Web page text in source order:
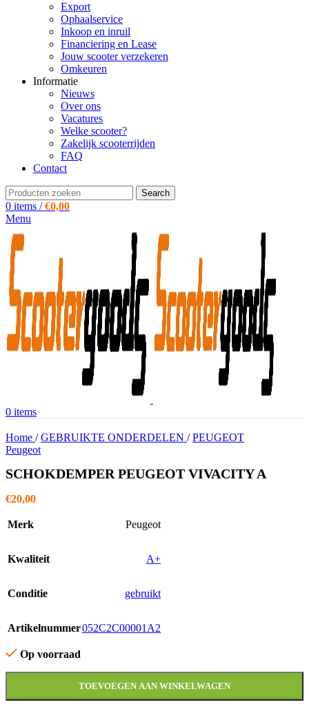
Export
Ophaalservice
Inkoop en inruil
Financiering en Lease
Jouw scooter verzekeren
Omkeuren
Informatie
Nieuws
Over ons
Vacatures
Welke scooter?
Zakelijk scooterrijden
FAQ
Contact
Search
0 items / €0,00
Menu
0 items
Home / GEBRUIKTE ONDERDELEN / PEUGEOT
Peugeot
SCHOKDEMPER PEUGEOT VIVACITY A
€20,00
Merk Peugeot
Kwaliteit A+
Conditie gebruikt
Artikelnummer052C2C00001A2
Op voorraad
TOEVOEGEN AAN WINKELWAGEN